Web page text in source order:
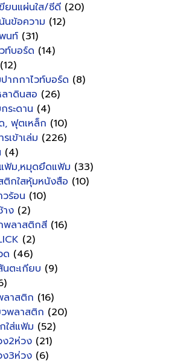
ยนแผ่นใส/ซีดี (20)
นข้อความ (12)
นท์ (31)
ท์บอร์ด (14)
(12)
ากกาไวท์บอร์ด (8)
ลาดินสอ (26)
ระดาน (4)
, ฟุตเหล็ก (10)
เข้าเล่ม (226)
(4)
ฟ้ม,หมุดยึดแฟ้ม (33)
กใสหุ้มหนังสือ (10)
ร้อน (10)
ง (2)
พลาสติกสี (16)
(2)
ด (46)
ตะเกียบ (9)
ลาสติก (16)
พลาสติก (20)
ใส่แฟ้ม (52)
ง2ห่วง (21)
ง3ห่วง (6)